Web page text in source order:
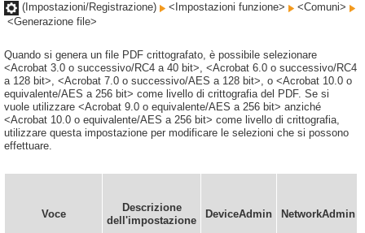
(Impostazioni/Registrazione) <Impostazioni funzione>
<Comuni>
<Generazione file>
Quando si genera un file PDF crittografato, è possibile selezionare
<Acrobat 3.0 o successivo/RC4 a 40 bit>, <Acrobat 6.0 o successivo/RC4
a 128 bit>, <Acrobat 7.0 o successivo/AES a 128 bit>, o <Acrobat 10.0 o
equivalente/AES a 256 bit> come livello di crittografia del PDF. Se si
vuole utilizzare <Acrobat 9.0 o equivalente/AES a 256 bit> anziché
<Acrobat 10.0 o equivalente/AES a 256 bit> come livello di crittografia,
utilizzare questa impostazione per modificare le selezioni che si possono
effettuare.
Voce
Descrizione
dell'impostazione
DeviceAdmin NetworkAdmin